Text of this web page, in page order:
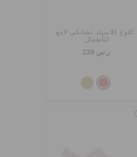
كلوغ كلاسيك تشانكي لامغ
للأطفال
ر.س 229